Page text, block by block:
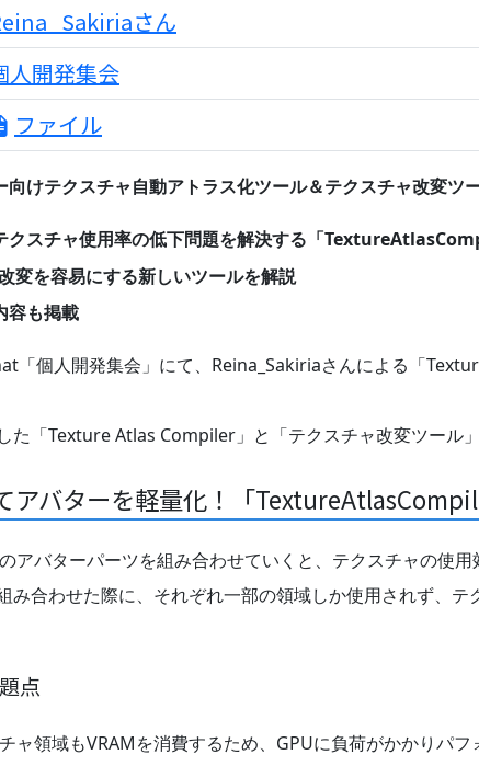
さん
人開発集会
ファイル
けテクスチャ自動アトラス化ツール＆テクスチャ改変ツ
クスチャ使用率の低下問題を解決する「
変を容易にする新しいツールを解説
容も掲載
「個人開発集会」にて、Reina_Sakiriaさんによる「
た「Texture Atlas Compiler」と「テクスチャ改変ツール
アバターを軽量化！「
アバターパーツを組み合わせていくと、テクスチャの使用
み合わせた際に、それぞれ一部の領域しか使用されず、
点
ャ領域もVRAMを消費するため、GPUに負荷がかかりパフ